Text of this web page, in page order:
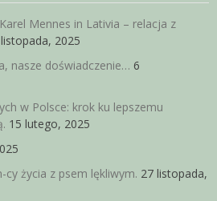
Mennes in Lativia – relacja z
2025
nasze doświadczenie… 6
w Polsce: krok ku lepszemu
15 lutego, 2025
życia z psem lękliwym. 27 listopada,